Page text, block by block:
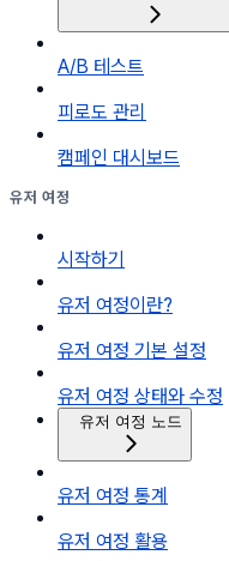
A/B 테스트
피로도 관리
캠페인 대시보드
유저 여정
시작하기
유저 여정이란?
유저 여정 기본 설정
유저 여정 상태와 수정
유저 여정 노드
유저 여정 통계
유저 여정 활용